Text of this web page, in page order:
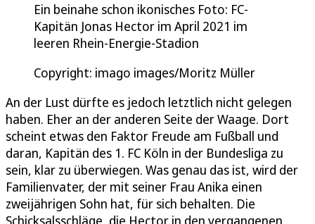
Ein beinahe schon ikonisches Foto: FC-
Kapitän Jonas Hector im April 2021 im
leeren Rhein-Energie-Stadion
Copyright: imago images/Moritz Müller
An der Lust dürfte es jedoch letztlich nicht gelegen
haben. Eher an der anderen Seite der Waage. Dort
scheint etwas den Faktor Freude am Fußball und
daran, Kapitän des 1. FC Köln in der Bundesliga zu
sein, klar zu überwiegen. Was genau das ist, wird der
Familienvater, der mit seiner Frau Anika einen
zweijährigen Sohn hat, für sich behalten. Die